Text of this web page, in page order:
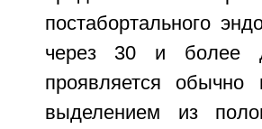
постабортального
через 30 и более
проявляется обычно
выделением из